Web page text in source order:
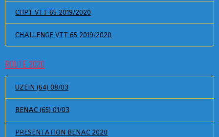
CHPT VTT 65 2019/2020
CHALLENGE VTT 65 2019/2020
ROUTE 2020
UZEIN (64) 08/03
BENAC (65) 01/03
PRESENTATION BENAC 2020